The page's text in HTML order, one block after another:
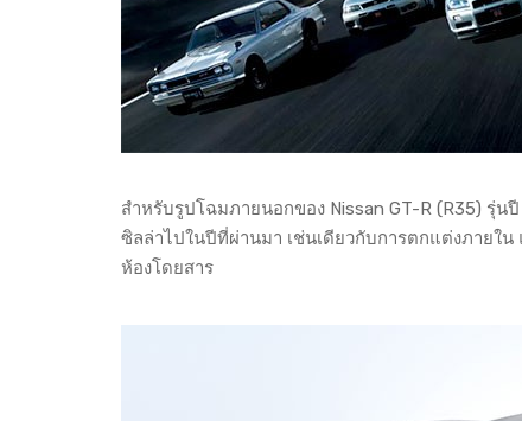
สำหรับรูปโฉมภายนอกของ Nissan GT-R (R35) รุ่
ซิลล่าไปในปีที่ผ่านมา เช่นเดียวกับการตกแต่งภายใน
ห้องโดยสาร